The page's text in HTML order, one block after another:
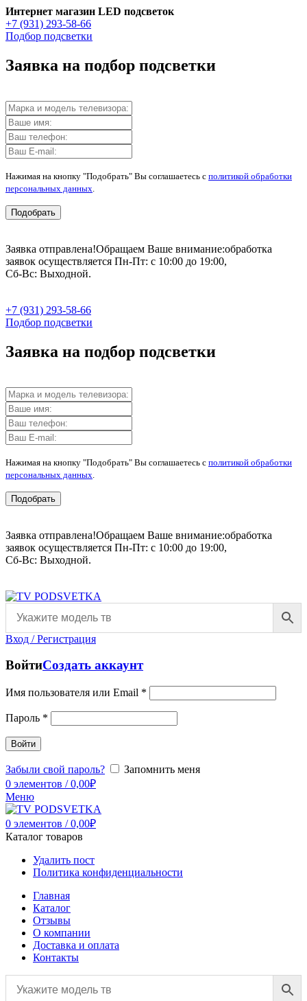
Интернет магазин LED подсветок
+7 (931) 293-58-66
Подбор подсветки
Заявка на подбор подсветки
Нажимая на кнопку "Подобрать" Вы соглашаетесь с политикой обработки
персональных данных
Подобрать
Заявка отправлена!Обращаем Ваше внимание:обработка
заявок осуществляется Пн-Пт: с 10:00 до 19:00,
Сб-Вс: Выходной.
+7 (931) 293-58-66
Подбор подсветки
Заявка на подбор подсветки
Нажимая на кнопку "Подобрать" Вы соглашаетесь с политикой обработки
персональных данных
Подобрать
Заявка отправлена!Обращаем Ваше внимание:обработка
заявок осуществляется Пн-Пт: с 10:00 до 19:00,
Сб-Вс: Выходной.
Вход / Регистрация
ВойтиСоздать аккаунт
Имя пользователя или Email *
Пароль *
Войти
Забыли свой пароль?
Запомнить меня
0 элементов / 0,00₽
Меню
0 элементов / 0,00₽
Каталог товаров
Удалить пост
Политика конфиденциальности
Главная
Каталог
Отзывы
О компании
Доставка и оплата
Контакты